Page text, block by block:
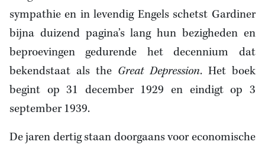
sympathie en in levendig Engels schetst Gardiner
bijna duizend pagina’s lang hun bezigheden en
beproevingen gedurende het decennium dat
bekendstaat als the Great Depression. Het boek
begint op 31 december 1929 en eindigt op 3
september 1939.
De jaren dertig staan doorgaans voor economische